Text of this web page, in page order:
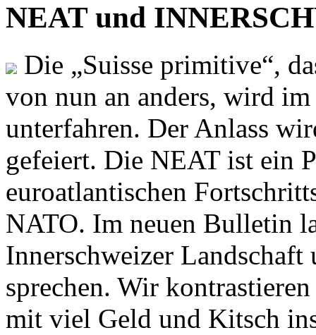
NEAT und
Die „Suisse primitive“,
von nun an anders, wird
unterfahren. Der Anlass
gefeiert. Die NEAT ist ein
euroatlantischen
NATO. Im neuen Bulletin
Innerschweizer
sprechen. Wir
mit viel Geld und Kitsch